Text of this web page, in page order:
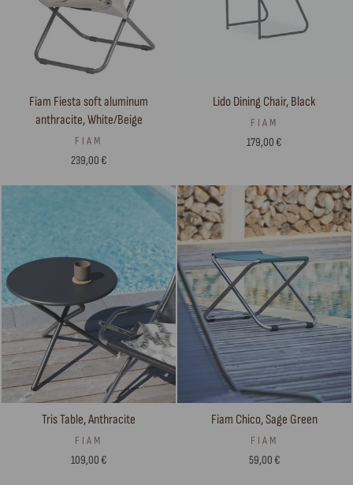
Fiam Fiesta soft aluminum
anthracite, White/Beige
FIAM
239,00 €
Lido Dining Chair, Black
FIAM
179,00 €
Tris Table, Anthracite
FIAM
109,00 €
Fiam Chico, Sage Green
FIAM
59,00 €